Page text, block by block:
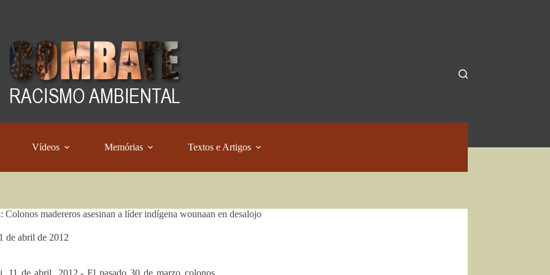
Vídeos Memórias Textos e Artigos
Colonos madereros asesinan a líder indígena wounaan en desalojo
de abril de 2012
11 de abril, 2012.- El pasado 30 de marzo colonos